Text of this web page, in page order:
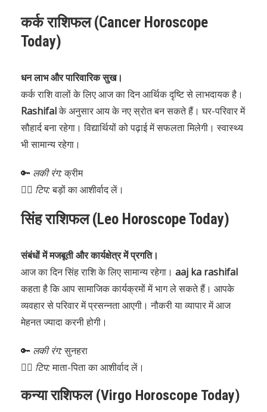
कर्क राशिफल (Cancer Horoscope
Today)
धन लाभ और पारिवारिक सुख।
कर्क राशि वालों के लिए आज का दिन आर्थिक दृष्टि से लाभदायक है।
Rashifalके अनुसार आय के नए स्रोत बन सकते हैं। घर-परिवार में
सौहार्द बना रहेगा। विद्यार्थियों को पढ़ाई में सफलता मिलेगी। स्वास्थ्य
भी सामान्य रहेगा।
🔑 लकी रंग:क्रीम
🧘‍♀️ टिप:बड़ों का आशीर्वाद लें।
सिंह राशिफल (Leo Horoscope Today)
संबंधों में मजबूती और कार्यक्षेत्र में प्रगति।
आज का दिन सिंह राशि के लिए सामान्य रहेगा। aaj ka rashifal
कहता है कि आप सामाजिक कार्यक्रमों में भाग ले सकते हैं। आपके
व्यवहार से परिवार में प्रसन्नता आएगी। नौकरी या व्यापार में आज
मेहनत ज्यादा करनी होगी।
🔑 लकी रंग:सुनहरा
🧘‍♂️ टिप:माता-पिता का आशीर्वाद लें।
कन्या राशिफल (Virgo Horoscope Today)